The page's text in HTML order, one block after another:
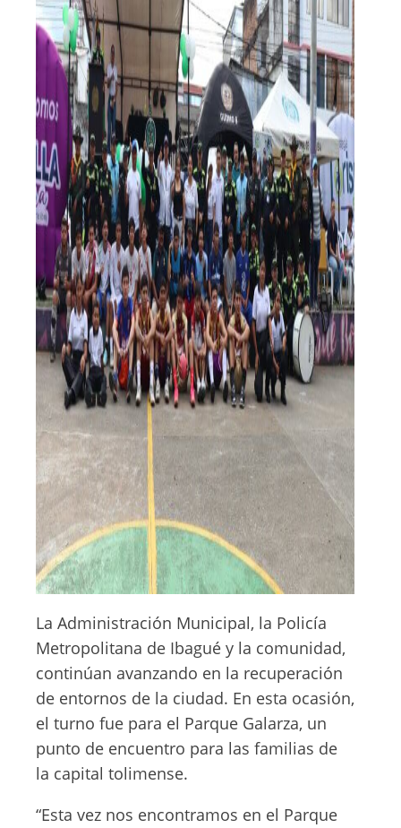
La Administración Municipal, la Policía
Metropolitana de Ibagué y la comunidad,
continúan avanzando en la recuperación
de entornos de la ciudad. En esta ocasión,
el turno fue para el Parque Galarza, un
punto de encuentro para las familias de
la capital tolimense.
“Esta vez nos encontramos en el Parque